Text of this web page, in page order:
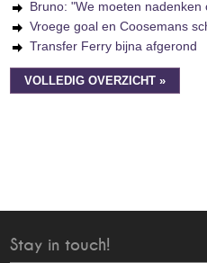
Bruno: "We moeten
Vroege goal en Coosemans
Transfer Ferry bijna afgerond
VOLLEDIG OVERZICHT »
Stay in touch!